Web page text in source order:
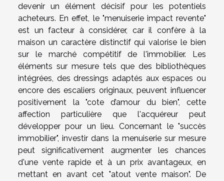
devenir un élément décisif pour les potentiels
acheteurs. En effet, le "menuiserie impact revente"
est un facteur à considérer, car il confère à la
maison un caractère distinctif qui valorise le bien
sur le marché compétitif de l'immobilier. Les
éléments sur mesure tels que des bibliothèques
intégrées, des dressings adaptés aux espaces ou
encore des escaliers originaux, peuvent influencer
positivement la "cote d’amour du bien", cette
affection particulière que l'acquéreur peut
développer pour un lieu. Concernant le "succès
immobilier", investir dans la menuiserie sur mesure
peut significativement augmenter les chances
d'une vente rapide et à un prix avantageux, en
mettant en avant cet "atout vente maison". De